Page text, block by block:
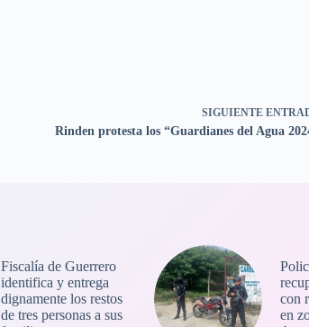
SIGUIENTE
Rinden protesta los “Guardianes del Agua
Fiscalía de Guerrero
identifica y entrega
dignamente los restos
de tres personas a sus
con
en